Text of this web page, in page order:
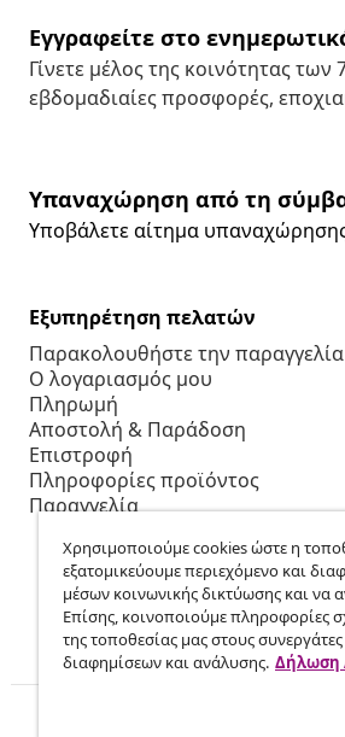
Εγγραφείτε στο
Γίνετε μέλος της κοινότητας
εβδομαδιαίες προσφορές,
Υπαναχώρηση από τη
Υποβάλετε αίτημα
Εξυπηρέτηση πελατών
Παρακολουθήστε την
Ο λογαριασμός μου
Πληρωμή
Αποστολή & Παράδοση
Επιστροφή
Πληροφορίες προϊόντος
Παραγγελία
Χρησιμοποιούμε cookies ώστε η
εξατομικεύουμε περιεχόμενο και
μέσων κοινωνικής δικτύωσης και να
Επίσης, κοινοποιούμε πληροφορίες
της τοποθεσίας μας στους
διαφημίσεων και ανάλυσης. Δήλωση